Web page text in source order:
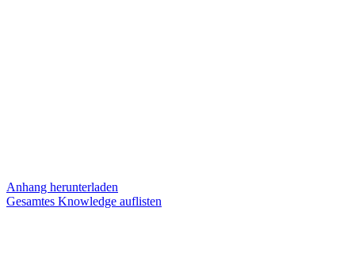
Anhang herunterladen
Gesamtes Knowledge auflisten